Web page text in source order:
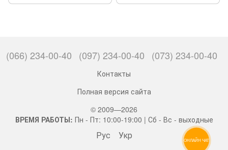
(066) 234-00-40 (097) 234-00-40 (073) 234-00-40
Контакты
Полная версия сайта
© 2009—2026
ВРЕМЯ РАБОТЫ: Пн - Пт: 10:00-19:00 | Сб - Вс - выходные
Рус Укр ОНЛАЙН ЧАТ